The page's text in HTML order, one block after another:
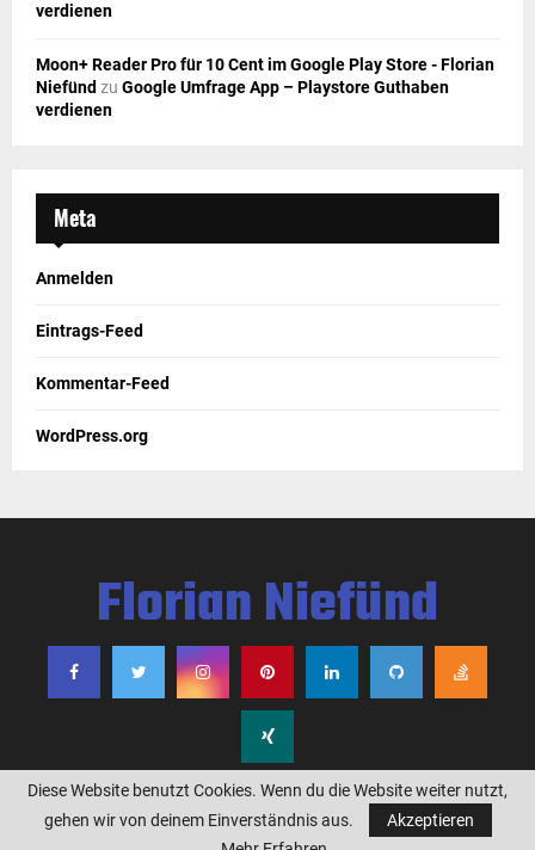
verdienen
Moon+ Reader Pro für 10 Cent im Google Play Store - Florian
Niefünd zu Google Umfrage App – Playstore Guthaben
verdienen
Meta
Anmelden
Eintrags-Feed
Kommentar-Feed
WordPress.org
Florian Niefünd
Diese Website benutzt Cookies. Wenn du die Website weiter nutzt,
gehen wir von deinem Einverständnis aus.
Akzeptieren